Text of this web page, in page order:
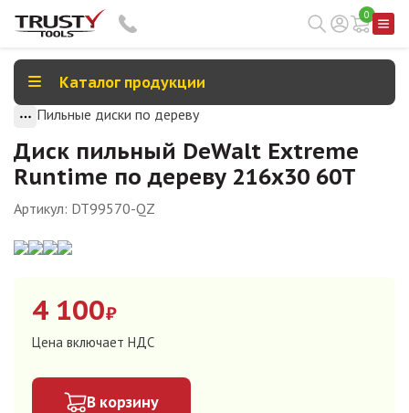
0
Каталог продукции
Пильные диски по дереву
Диск пильный DeWalt Extreme
Runtime по дереву 216x30 60T
Артикул: DT99570-QZ
4 100₽
Цена включает НДС
В корзину